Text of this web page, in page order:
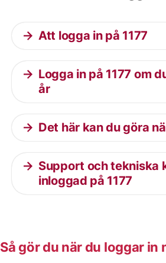
Att logga in på 1177
Logga in på 1177 om
år
Det här kan du göra
Support och tekniska
inloggad på 1177
Så gör du när du loggar in